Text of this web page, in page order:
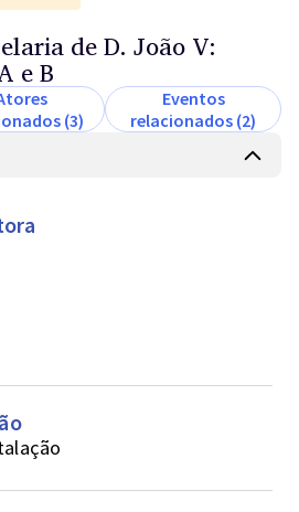
de D. João V:
e B
(3)
Eventos
relacionados (2)